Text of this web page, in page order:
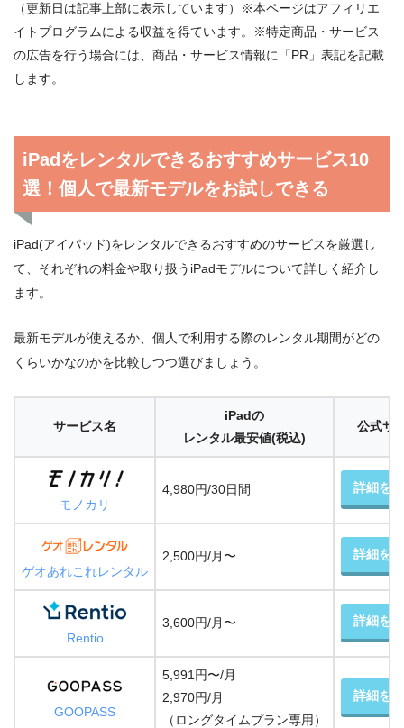
（更新日は記事上部に表示しています）※本ページはアフィリエ
イトプログラムによる収益を得ています。※特定商品・サービス
の広告を行う場合には、商品・サービス情報に「PR」表記を記載
します。
iPadをレンタルできるおすすめサービス10
選！個人で最新モデルをお試しできる
iPad(アイパッド)をレンタルできるおすすめのサービスを厳選し
て、それぞれの料金や取り扱うiPadモデルについて詳しく紹介し
ます。
最新モデルが使えるか、個人で利用する際のレンタル期間がどの
くらいかなのかを比較しつつ選びましょう。
サービス名
iPadの
レンタル最安値(税込)
公式サ
モノカリ
4,980円/30日間 詳細を
ゲオあれこれレンタル
2,500円/月〜 詳細を
Rentio
3,600円/月〜 詳細を
GOOPASS
5,991円〜/月
2,970円/月
（ロングタイムプラン専用）
詳細を